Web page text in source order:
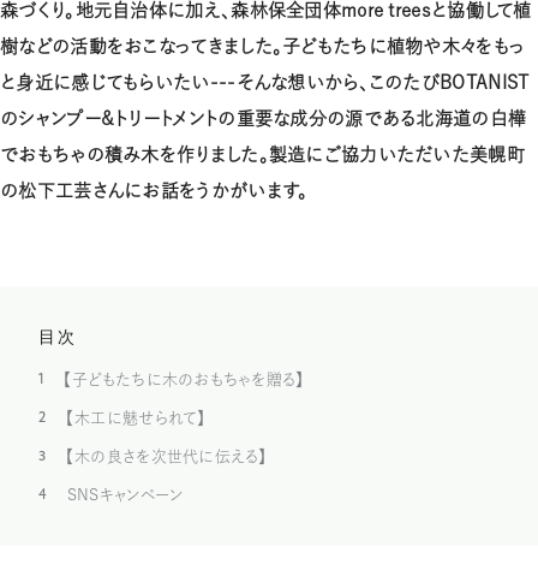
森づくり。地元自治体に加え、森林保全団体more treesと協働して植
樹などの活動をおこなってきました。子どもたちに植物や木々をもっ
と身近に感じてもらいたい---そんな想いから、このたびBOTANIST
のシャンプー&トリートメントの重要な成分の源である北海道の白樺
でおもちゃの積み木を作りました。製造にご協力いただいた美幌町
の松下工芸さんにお話をうかがいます。
目次
1 【子どもたちに木のおもちゃを贈る】
2 【木工に魅せられて】
3 【木の良さを次世代に伝える】
4 SNSキャンペーン